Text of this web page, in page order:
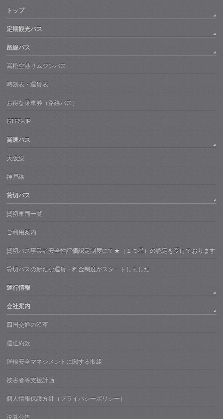
トップ
定期観光バス
路線バス
高松空港リムジンバス
時刻表・運賃表
お得な乗車券（路線バス）
GTFS-JP
高速バス
大阪線
神戸線
貸切バス
貸切車両一覧
ご利用案内
貸切バス事業者安全性評価認定制度にて★（１つ星）の認定を受けております
貸切バスの新たな運賃・料金制度がスタートしました
運行情報
会社案内
四国交通の沿革
運送約款
運輸安全マネジメントに関する取組
被害者等支援計画
個人情報保護方針（プライバシーポリシー）
決算公告